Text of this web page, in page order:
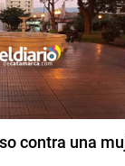
contra una